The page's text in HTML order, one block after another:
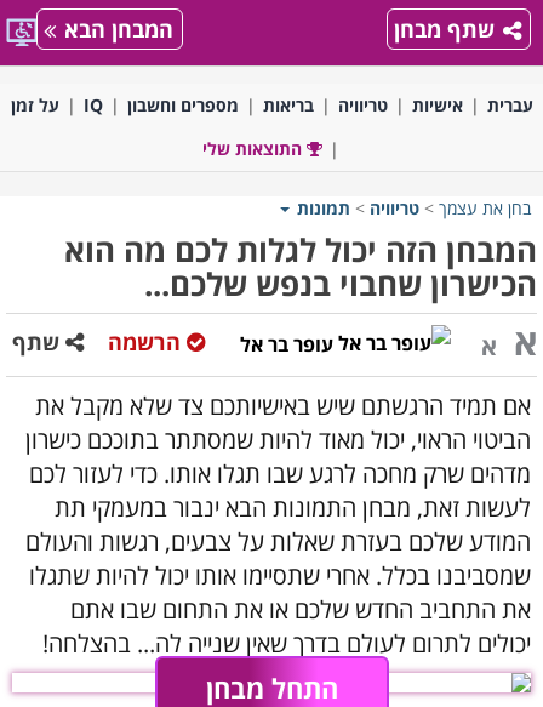
שתף מבחן המבחן הבא
עברית אישיות טריוויה בריאות מספרים וחשבון IQ
על זמן
התוצאות שלי
בחן את עצמך > טריוויה > תמונות
המבחן הזה יכול לגלות לכם מה הוא
הכישרון שחבוי בנפש שלכם...
א א עופר בר אל שתף הרשמה
אם תמיד הרגשתם שיש באישיותכם צד שלא מקבל את
הביטוי הראוי, יכול מאוד להיות שמסתתר בתוככם כישרון
מדהים שרק מחכה לרגע שבו תגלו אותו. כדי לעזור לכם
לעשות זאת, מבחן התמונות הבא ינבור במעמקי תת
המודע שלכם בעזרת שאלות על צבעים, רגשות והעולם
שמסביבנו בכלל. אחרי שתסיימו אותו יכול להיות שתגלו
את התחביב החדש שלכם או את התחום שבו אתם
יכולים לתרום לעולם בדרך שאין שנייה לה... בהצלחה!
התחל מבחן